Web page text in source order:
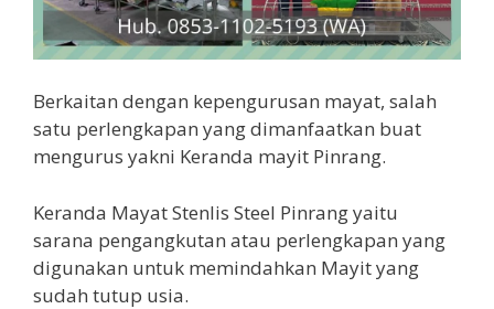
Berkaitan dengan kepengurusan mayat, salah
satu perlengkapan yang dimanfaatkan buat
mengurus yakni Keranda mayit Pinrang.
Keranda Mayat Stenlis Steel Pinrang yaitu
sarana pengangkutan atau perlengkapan yang
digunakan untuk memindahkan Mayit yang
sudah tutup usia.